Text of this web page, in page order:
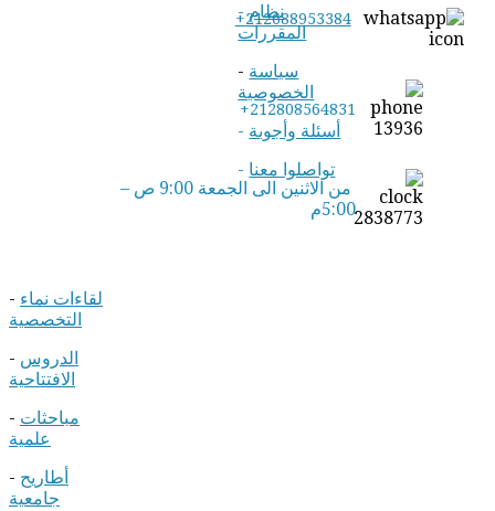
+212688953384
+212808564831
من الاثنين الى الجمعة 9:00 ص –
5:00م
-نظام
المقررات
- سياسة
الخصوصية
- أسئلة وأجوبة
- تواصلوا معنا
- لقاءات نماء
التخصصية
- الدروس
الافتتاحية
- مباحثات
علمية
- أطاريح
جامعية